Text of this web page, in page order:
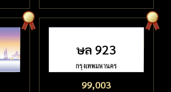
ษล 923
99,003